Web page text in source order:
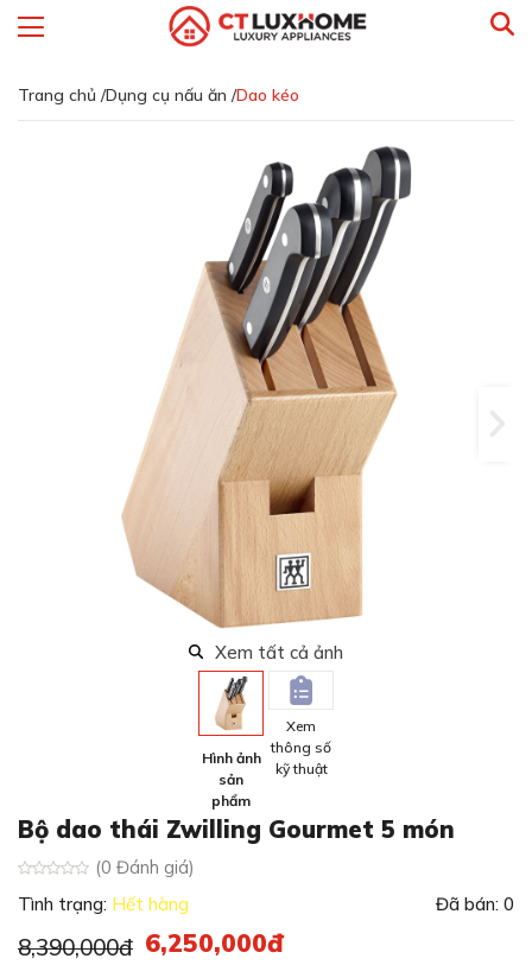
Trang chủ /Dụng cụ nấu ăn /Dao kéo
Xem tất cả ảnh
Hình ảnh
sản
phẩm
Xem
thông số
kỹ thuật
Bộ dao thái Zwilling Gourmet 5 món
(0 Đánh giá)
Tình trạng: Hết hàng Đã bán: 0
8,390,000đ 6,250,000đ